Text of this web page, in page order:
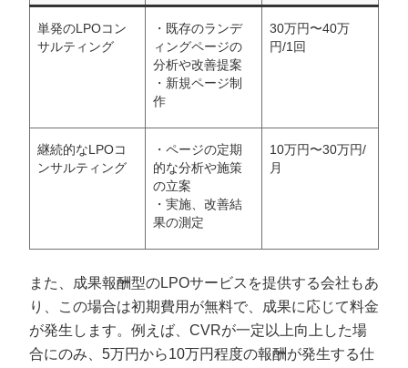
単発のLPOコン
サルティング
・既存のランデ
ィングページの
分析や改善提案
・新規ページ制
作
30万円〜40万
円/1回
継続的なLPOコ
ンサルティング
・ページの定期
的な分析や施策
の立案
・実施、改善結
果の測定
10万円〜30万円/
月
また、成果報酬型のLPOサービスを提供する会社もあ
り、この場合は初期費用が無料で、成果に応じて料金
が発生します。例えば、CVRが一定以上向上した場
合にのみ、5万円から10万円程度の報酬が発生する仕